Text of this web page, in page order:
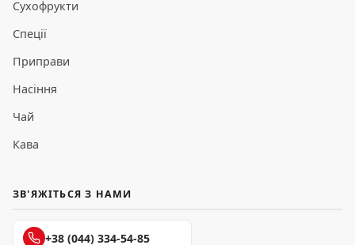
Сухофрукти
Спеції
Приправи
Насіння
Чай
Кава
ЗВ'ЯЖІТЬСЯ З НАМИ
+38 (044) 334-54-85